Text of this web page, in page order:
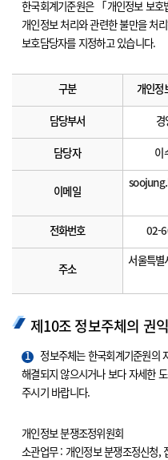
한국회계기준원은 「개인정보 보
개인정보 처리와 관련한 불만을 처
보호담당자를 지정하고 있습니다.
구분 개인정
담당부서 경
담당자 이
이메일
전화번호 02-
주소
서울특별
제10조 정보주체의 권
1
정보주체는 한국회계기준원의
해결되지 않으시거나 보다 자세한
주시기 바랍니다.
개인정보 분쟁조정위원회
소관업무 : 개인정보 분쟁조정신청,